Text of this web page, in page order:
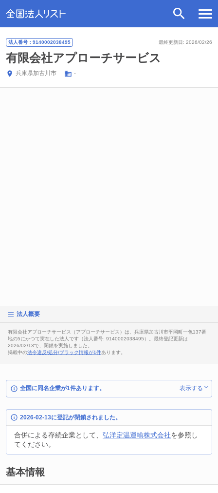
最終更新日: 2026/02/26
法人番号：9140002038495
有限会社アプローチサービス
兵庫県加古川市 -
法人概要
有限会社アプローチサービス（アプローチサービス）は、兵庫県加古川市平岡町一色137番
地の5にかつて実在した法人です（法人番号: 9140002038495）。最終登記更新は
2026/02/13で、閉鎖を実施しました。
掲載中の法令違反/処分/ブラック情報が1件あります。
全国に同名企業が1件あります。 表示する
2026-02-13に登記が閉鎖されました。
合併による存続企業として、 弘洋定温運輸株式会社を参照し
てください。
基本情報